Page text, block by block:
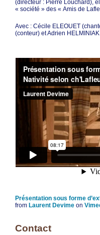
(directeur : Pierre Louchard),
« société » des « Amis de
Avec : Cécile ELEOUET
(conteur) et Adrien
Présentation sous forme
from Laurent Devime on
Contact